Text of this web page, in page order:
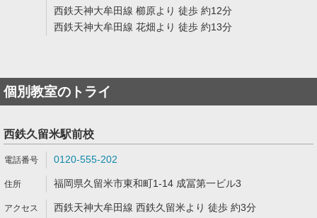
西鉄天神大牟田線 櫛原より 徒歩 約12分
西鉄天神大牟田線 花畑より 徒歩 約13分
個別教室のトライ
西鉄久留米駅前校
0120-555-202
福岡県久留米市東和町1-14 成冨第一ビル3
西鉄天神大牟田線 西鉄久留米より 徒歩 約3分